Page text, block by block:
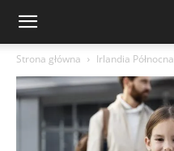
Strona główna Irlandia Północna